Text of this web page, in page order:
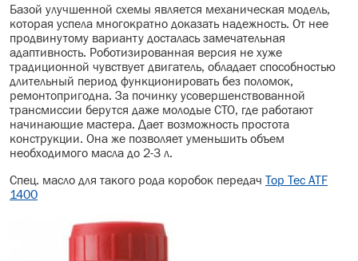
Базой улучшенной схемы является механическая модель,
которая успела многократно доказать надежность. От нее
продвинутому варианту досталась замечательная
адаптивность. Роботизированная версия не хуже
традиционной чувствует двигатель, обладает способностью
длительный период функционировать без поломок,
ремонтопригодна. За починку усовершенствованной
трансмиссии берутся даже молодые СТО, где работают
начинающие мастера. Дает возможность простота
конструкции. Она же позволяет уменьшить объем
необходимого масла до 2-3 л.
Спец. масло для такого рода коробок передач Top Tec ATF
1400